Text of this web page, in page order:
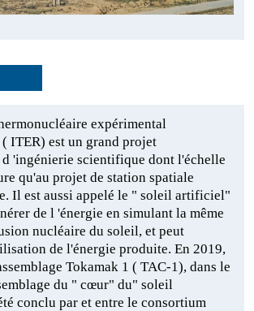
expérimental
ITER) est un grand projet
'ingénierie scientifique dont l'échelle
qu'au projet de station spatiale
Il est aussi appelé le " soleil artificiel"
de l 'énergie en simulant la même
nucléaire du soleil, et peut
de l'énergie produite. En 2019,
Tokamak 1 ( TAC-1), dans le
du " cœur" du" soleil
conclu par et entre le consortium